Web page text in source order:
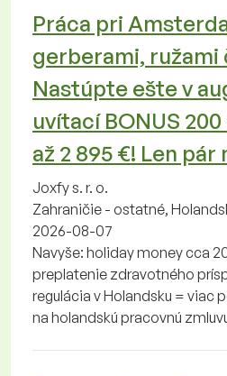
Práca pri
gerberami, ružami
Nastúpte ešte v
uvítací BONUS
až 2 895 €! Len pár
Joxfy s. r. o.
Zahraničie - ostatné,
2026-08-07
Navyše: holiday money cca
preplatenie zdravotného
regulácia v Holandsku = viac
na holandskú pracovnú